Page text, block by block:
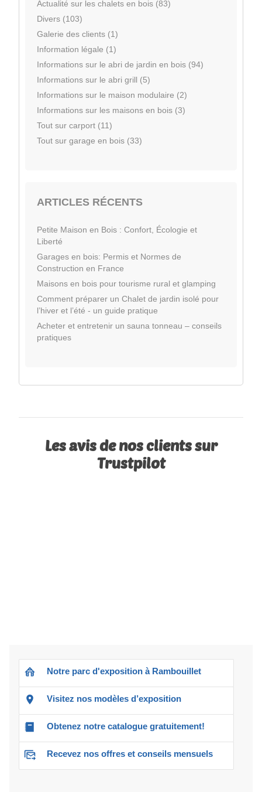
Actualité sur les chalets en bois (83)
Divers (103)
Galerie des clients (1)
Information légale (1)
Informations sur le abri de jardin en bois (94)
Informations sur le abri grill (5)
Informations sur le maison modulaire (2)
Informations sur les maisons en bois (3)
Tout sur carport (11)
Tout sur garage en bois (33)
ARTICLES RÉCENTS
Petite Maison en Bois : Confort, Écologie et
Liberté
Garages en bois: Permis et Normes de
Construction en France
Maisons en bois pour tourisme rural et glamping
Comment préparer un Chalet de jardin isolé pour
l’hiver et l’été - un guide pratique
Acheter et entretenir un sauna tonneau – conseils
pratiques
Les avis de nos clients sur
Trustpilot
Notre parc d'exposition à Rambouillet
Visitez nos modèles d’exposition
Obtenez notre catalogue gratuitement!
Recevez nos offres et conseils mensuels